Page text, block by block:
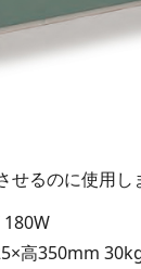
るのに使用し
180W
高350mm